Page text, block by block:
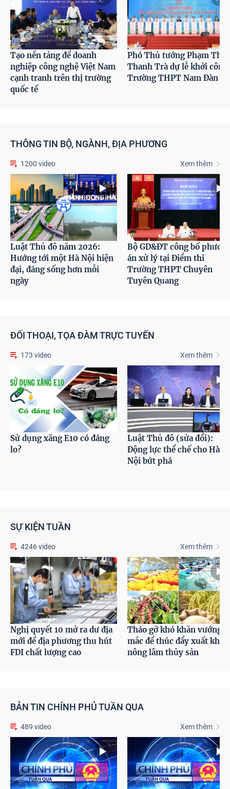
Tạo nền tảng để doanh
nghiệp công nghệ Việt Nam
cạnh tranh trên thị trường
quốc tế
Phó Thủ tướng Phạm Thị
Thanh Trà dự lễ khởi công
Trường THPT Nam Đàn 1
THÔNG TIN BỘ, NGÀNH, ĐỊA PHƯƠNG
1200 video Xem thêm
Luật Thủ đô năm 2026:
Hướng tới một Hà Nội hiện
đại, đáng sống hơn mỗi
ngày
Bộ GD&ĐT công bố
án xử lý tại Điểm thi
Trường THPT Chuyên
Tuyên Quang
ĐỐI THOẠI, TỌA ĐÀM TRỰC TUYẾN
173 video Xem thêm
Sử dụng xăng E10 có đáng
lo?
Luật Thủ đô (sửa đổi):
Động lực thể chế cho Hà
Nội bứt phá
SỰ KIỆN TUẦN
4246 video Xem thêm
Nghị quyết 10 mở ra dư địa
mới để địa phương thu hút
FDI chất lượng cao
Tháo gỡ khó khăn vướng
mắc để thúc đẩy xuất khẩu
nông lâm thủy sản
BẢN TIN CHÍNH PHỦ TUẦN QUA
489 video Xem thêm